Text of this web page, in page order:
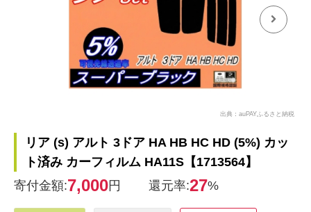
出典：auPAYふるさと納税
リア (s) アルト 3ドア HA HB HC HD (5%) カッ
ト済み カーフィルム HA11S【1713564】
寄付金額:7,000円 還元率:27%